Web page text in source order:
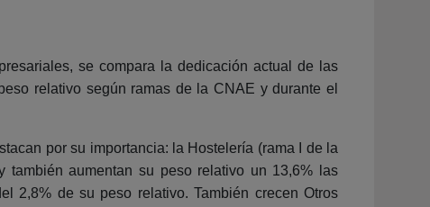
se compara la dedicación actual de las
relativo según ramas de la CNAE y durante el
por su importancia: la Hostelería (rama I de la
aumentan su peso relativo un 13,6% las
2,8% de su peso relativo. También crecen Otros